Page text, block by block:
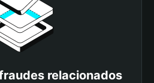
relacionados